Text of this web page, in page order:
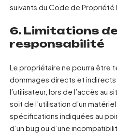
suivants du Code de Propriété
6. Limitations de
responsabilité
Le propriétaire ne pourra être
dommages directs et indirects
l’utilisateur, lors de l’accès au
soit de l’utilisation d’un
spécifications indiquées au
d’un bug ou d’une